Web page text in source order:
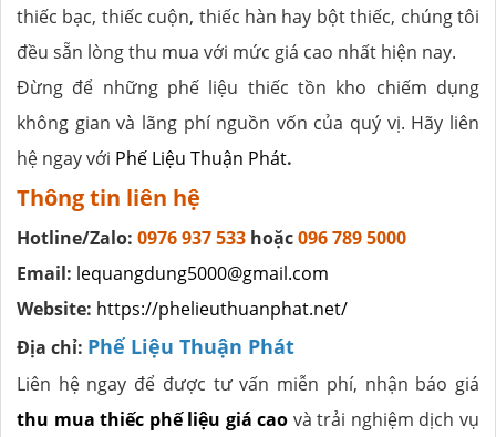
thiếc bạc, thiếc cuộn, thiếc hàn hay bột thiếc, chúng tôi
đều sẵn lòng thu mua với mức giá cao nhất hiện nay.
Đừng để những phế liệu thiếc tồn kho chiếm dụng
không gian và lãng phí nguồn vốn của quý vị. Hãy liên
hệ ngay với Phế Liệu Thuận Phát.
Thông tin liên hệ
Hotline/Zalo: 0976 937 533 hoặc096 789 5000
Email: lequangdung5000@gmail.com
Website: https://phelieuthuanphat.net/
Địa chỉ: Phế Liệu Thuận Phát
Liên hệ ngay để được tư vấn miễn phí, nhận báo giá
thu mua thiếc phế liệu giá cao và trải nghiệm dịch vụ